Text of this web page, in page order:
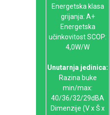
Energetska klasa
grijanja: A+
Energetska
učinkovitost SCOP:
4,0W/W
Unutarnja jedinica:
Razina buke
min/max:
40/36/32/29dBA
Dimenzije (V x Š x